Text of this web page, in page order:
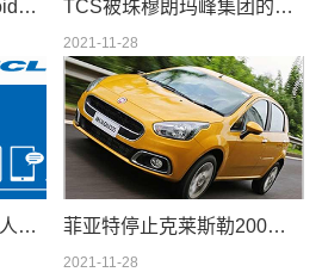
Godrej Property进入Noida和其他顶级房地产新闻 TCS被珠穆朗玛峰集团的大型付款人ito关系的领导者
2021-11-28
HCL技术在HCL培训和人员配置服务中获得100％的股份 菲亚特停止克莱斯勒200和闪避我们在美国
2021-11-28